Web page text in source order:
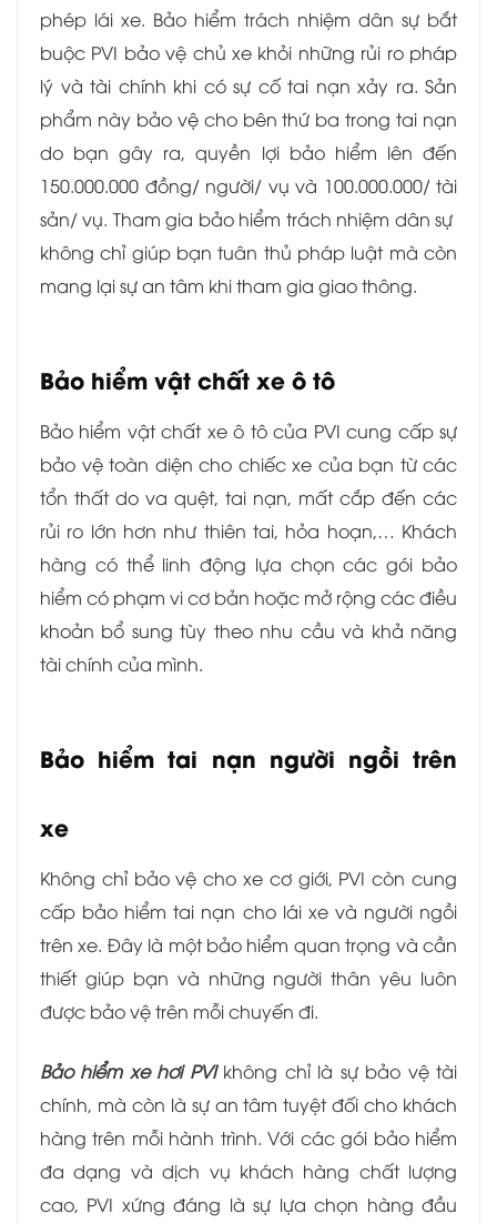
phép lái xe. Bảo hiểm trách nhiệm dân sự bắt
buộc PVI bảo vệ chủ xe khỏi những rủi ro pháp
lý và tài chính khi có sự cố tai nạn xảy ra. Sản
phẩm này bảo vệ cho bên thứ ba trong tai nạn
do bạn gây ra, quyền lợi bảo hiểm lên đến
150.000.000 đồng/ người/ vụ và 100.000.000/ tài
sản/ vụ. Tham gia bảo hiểm trách nhiệm dân sự
không chỉ giúp bạn tuân thủ pháp luật mà còn
mang lại sự an tâm khi tham gia giao thông.
Bảo hiểm vật chất xe ô tô
Bảo hiểm vật chất xe ô tô của PVI cung cấp sự
bảo vệ toàn diện cho chiếc xe của bạn từ các
tổn thất do va quệt, tai nạn, mất cắp đến các
rủi ro lớn hơn như thiên tai, hỏa hoạn,… Khách
hàng có thể linh động lựa chọn các gói bảo
hiểm có phạm vi cơ bản hoặc mở rộng các điều
khoản bổ sung tùy theo nhu cầu và khả năng
tài chính của mình.
Bảo hiểm tai nạn người ngồi trên
xe
Không chỉ bảo vệ cho xe cơ giới, PVI còn cung
cấp bảo hiểm tai nạn cho lái xe và người ngồi
trên xe. Đây là một bảo hiểm quan trọng và cần
thiết giúp bạn và những người thân yêu luôn
được bảo vệ trên mỗi chuyến đi.
Bảo hiểm xe hơi PVIkhông chỉ là sự bảo vệ tài
chính, mà còn là sự an tâm tuyệt đối cho khách
hàng trên mỗi hành trình. Với các gói bảo hiểm
đa dạng và dịch vụ khách hàng chất lượng
cao, PVI xứng đáng là sự lựa chọn hàng đầu